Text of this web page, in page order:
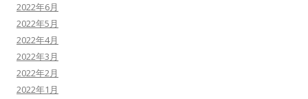
2022年6月
2022年5月
2022年4月
2022年3月
2022年2月
2022年1月